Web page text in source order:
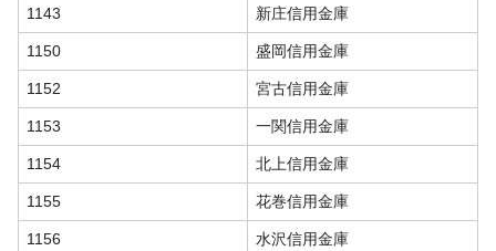
1143 新庄信用金庫
1150 盛岡信用金庫
1152 宮古信用金庫
1153 一関信用金庫
1154 北上信用金庫
1155 花巻信用金庫
1156 水沢信用金庫